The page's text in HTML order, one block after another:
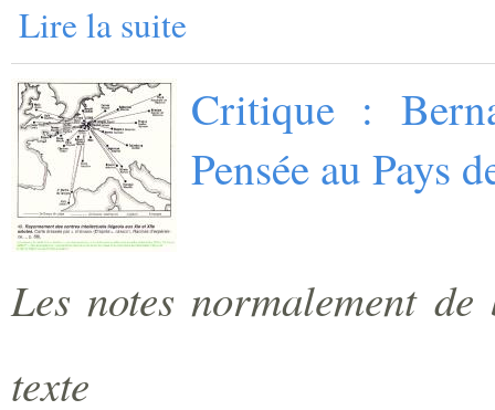
Lire la suite
Critique :
Pensée au Pays
Les notes normalement
texte